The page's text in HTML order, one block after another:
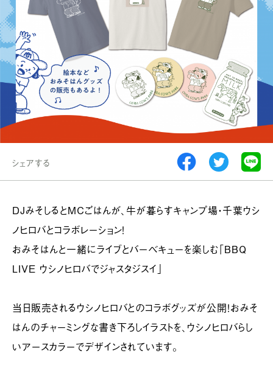
シェアする
DJみそしるとMCごはんが、牛が暮らすキャンプ場・千葉ウシ
ノヒロバとコラボレーション！
おみそはんと一緒にライブとバーベキューを楽しむ「BBQ
LIVE ウシノヒロバでジャスタジスイ」
当日販売されるウシノヒロバとのコラボグッズが公開！おみそ
はんのチャーミングな書き下ろしイラストを、ウシノヒロバらし
いアースカラーでデザインされています。